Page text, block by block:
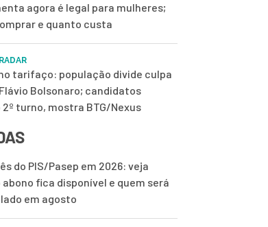
agora é legal para mulheres;
e quanto custa
tarifaço: população divide culpa
Bolsonaro; candidatos
turno, mostra BTG/Nexus
do PIS/Pasep em 2026: veja
abono fica disponível e quem será
em agosto